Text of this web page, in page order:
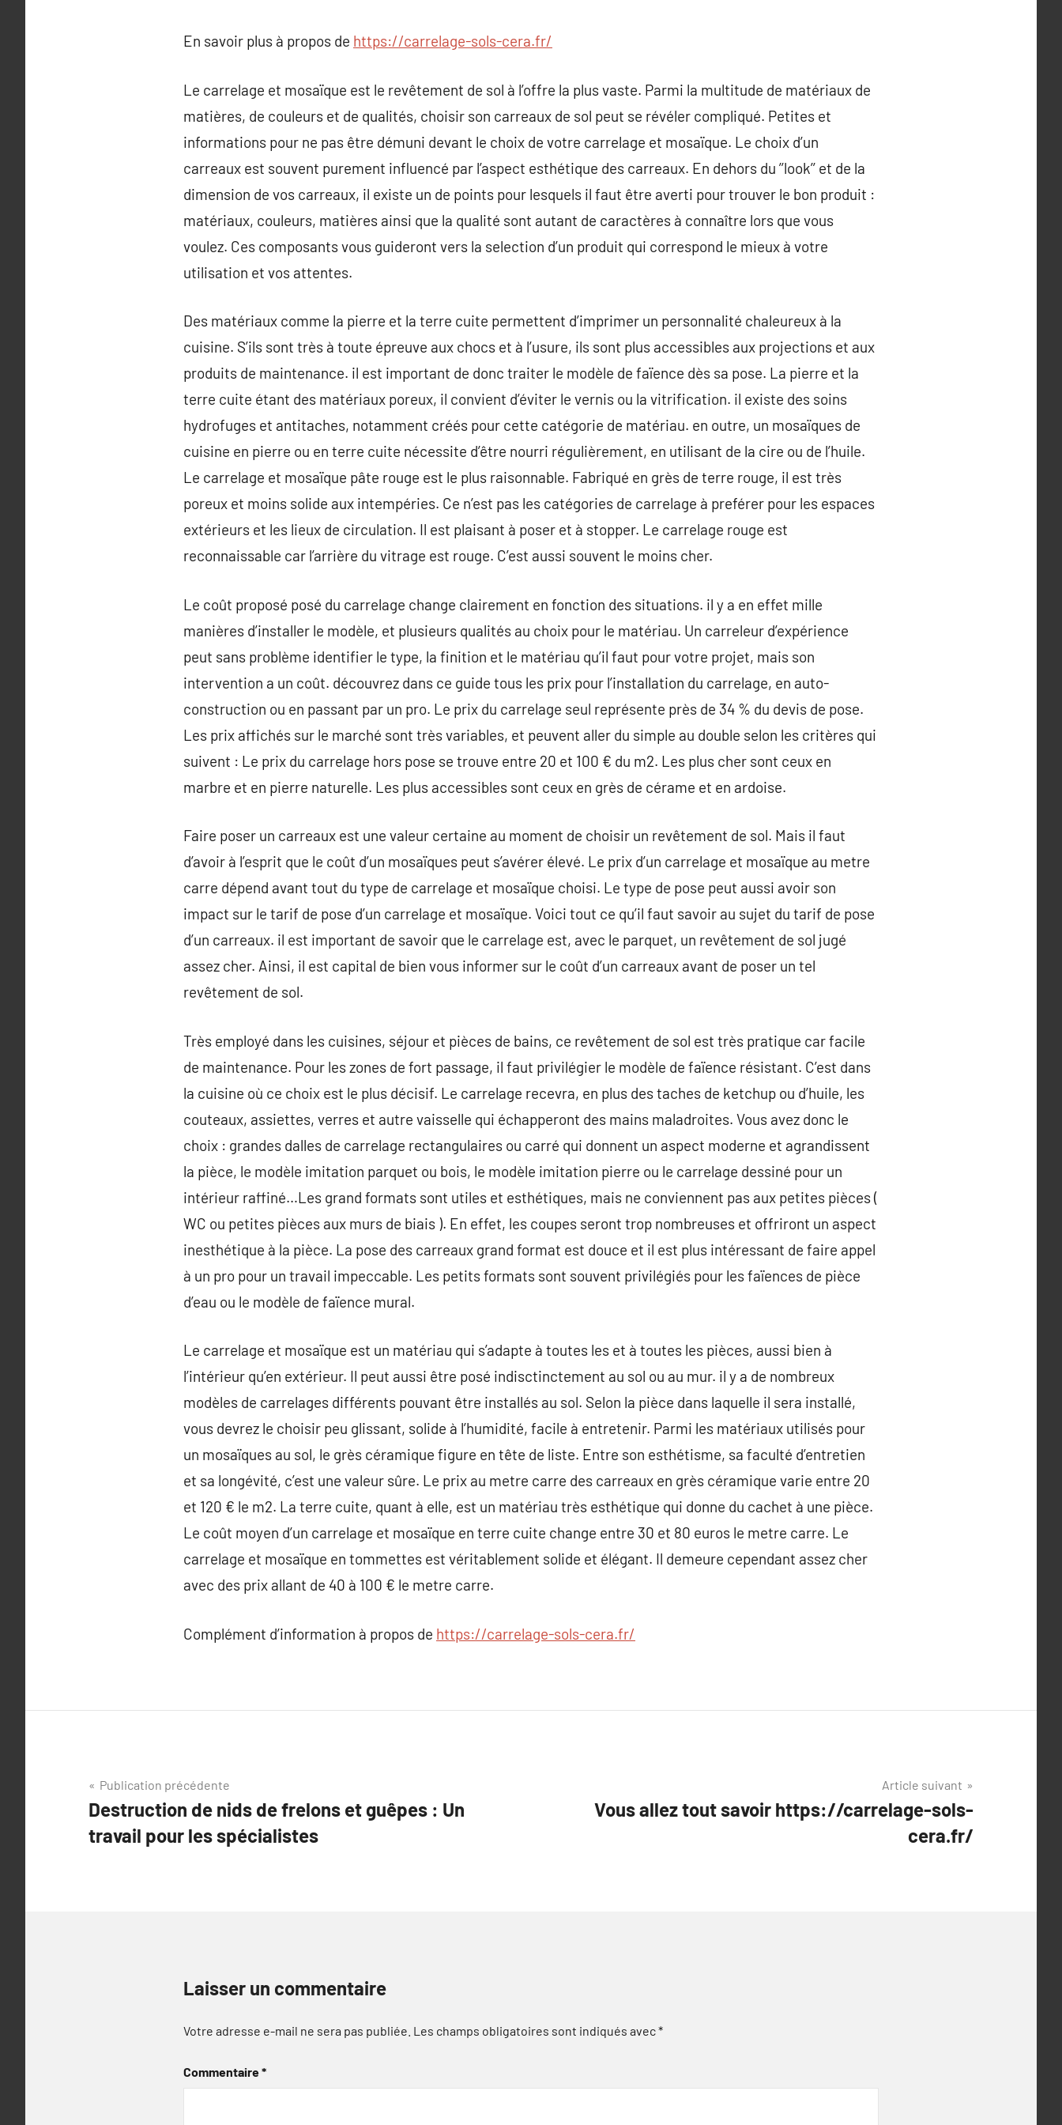
En savoir plus à propos de https://carrelage-sols-cera.fr/
Le carrelage et mosaïque est le revêtement de sol à l’offre la plus vaste. Parmi la multitude de matériaux de
matières, de couleurs et de qualités, choisir son carreaux de sol peut se révéler compliqué. Petites et
informations pour ne pas être démuni devant le choix de votre carrelage et mosaïque. Le choix d’un
carreaux est souvent purement influencé par l’aspect esthétique des carreaux. En dehors du ’’look’’ et de la
dimension de vos carreaux, il existe un de points pour lesquels il faut être averti pour trouver le bon produit :
matériaux, couleurs, matières ainsi que la qualité sont autant de caractères à connaître lors que vous
voulez. Ces composants vous guideront vers la selection d’un produit qui correspond le mieux à votre
utilisation et vos attentes.
Des matériaux comme la pierre et la terre cuite permettent d’imprimer un personnalité chaleureux à la
cuisine. S’ils sont très à toute épreuve aux chocs et à l’usure, ils sont plus accessibles aux projections et aux
produits de maintenance. il est important de donc traiter le modèle de faïence dès sa pose. La pierre et la
terre cuite étant des matériaux poreux, il convient d’éviter le vernis ou la vitrification. il existe des soins
hydrofuges et antitaches, notamment créés pour cette catégorie de matériau. en outre, un mosaïques de
cuisine en pierre ou en terre cuite nécessite d’être nourri régulièrement, en utilisant de la cire ou de l’huile.
Le carrelage et mosaïque pâte rouge est le plus raisonnable. Fabriqué en grès de terre rouge, il est très
poreux et moins solide aux intempéries. Ce n’est pas les catégories de carrelage à preférer pour les espaces
extérieurs et les lieux de circulation. Il est plaisant à poser et à stopper. Le carrelage rouge est
reconnaissable car l’arrière du vitrage est rouge. C’est aussi souvent le moins cher.
Le coût proposé posé du carrelage change clairement en fonction des situations. il y a en effet mille
manières d’installer le modèle, et plusieurs qualités au choix pour le matériau. Un carreleur d’expérience
peut sans problème identifier le type, la finition et le matériau qu’il faut pour votre projet, mais son
intervention a un coût. découvrez dans ce guide tous les prix pour l’installation du carrelage, en auto-
construction ou en passant par un pro. Le prix du carrelage seul représente près de 34 % du devis de pose.
Les prix affichés sur le marché sont très variables, et peuvent aller du simple au double selon les critères qui
suivent : Le prix du carrelage hors pose se trouve entre 20 et 100 € du m2. Les plus cher sont ceux en
marbre et en pierre naturelle. Les plus accessibles sont ceux en grès de cérame et en ardoise.
Faire poser un carreaux est une valeur certaine au moment de choisir un revêtement de sol. Mais il faut
d’avoir à l’esprit que le coût d’un mosaïques peut s’avérer élevé. Le prix d’un carrelage et mosaïque au metre
carre dépend avant tout du type de carrelage et mosaïque choisi. Le type de pose peut aussi avoir son
impact sur le tarif de pose d’un carrelage et mosaïque. Voici tout ce qu’il faut savoir au sujet du tarif de pose
d’un carreaux. il est important de savoir que le carrelage est, avec le parquet, un revêtement de sol jugé
assez cher. Ainsi, il est capital de bien vous informer sur le coût d’un carreaux avant de poser un tel
revêtement de sol.
Très employé dans les cuisines, séjour et pièces de bains, ce revêtement de sol est très pratique car facile
de maintenance. Pour les zones de fort passage, il faut privilégier le modèle de faïence résistant. C’est dans
la cuisine où ce choix est le plus décisif. Le carrelage recevra, en plus des taches de ketchup ou d’huile, les
couteaux, assiettes, verres et autre vaisselle qui échapperont des mains maladroites. Vous avez donc le
choix : grandes dalles de carrelage rectangulaires ou carré qui donnent un aspect moderne et agrandissent
la pièce, le modèle imitation parquet ou bois, le modèle imitation pierre ou le carrelage dessiné pour un
intérieur raffiné…Les grand formats sont utiles et esthétiques, mais ne conviennent pas aux petites pièces (
WC ou petites pièces aux murs de biais ). En effet, les coupes seront trop nombreuses et offriront un aspect
inesthétique à la pièce. La pose des carreaux grand format est douce et il est plus intéressant de faire appel
à un pro pour un travail impeccable. Les petits formats sont souvent privilégiés pour les faïences de pièce
d’eau ou le modèle de faïence mural.
Le carrelage et mosaïque est un matériau qui s’adapte à toutes les et à toutes les pièces, aussi bien à
l’intérieur qu’en extérieur. Il peut aussi être posé indisctinctement au sol ou au mur. il y a de nombreux
modèles de carrelages différents pouvant être installés au sol. Selon la pièce dans laquelle il sera installé,
vous devrez le choisir peu glissant, solide à l’humidité, facile à entretenir. Parmi les matériaux utilisés pour
un mosaïques au sol, le grès céramique figure en tête de liste. Entre son esthétisme, sa faculté d’entretien
et sa longévité, c’est une valeur sûre. Le prix au metre carre des carreaux en grès céramique varie entre 20
et 120 € le m2. La terre cuite, quant à elle, est un matériau très esthétique qui donne du cachet à une pièce.
Le coût moyen d’un carrelage et mosaïque en terre cuite change entre 30 et 80 euros le metre carre. Le
carrelage et mosaïque en tommettes est véritablement solide et élégant. Il demeure cependant assez cher
avec des prix allant de 40 à 100 € le metre carre.
Complément d’information à propos de https://carrelage-sols-cera.fr/
Navigation
de
l’article
Publication précédente
Destruction de nids de frelons et guêpes : Un
travail pour les spécialistes
Article suivant
Vous allez tout savoir https://carrelage-sols-
cera.fr/
Laisser un commentaire
Votre adresse e-mail ne sera pas publiée. Les champs obligatoires sont indiqués avec*
Commentaire*